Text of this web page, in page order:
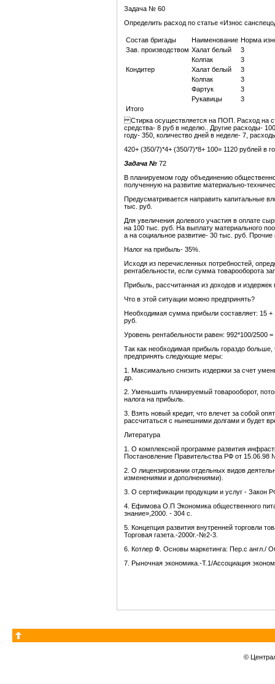
Задача № 60
Определить расход по статье «Износ
Состав бригады Наименование Норма
Зав. производством Халат белый
3
Колпак
3
Кондитер
Халат белый
3
Колпак
3
Фартук
3
Рукавицы
3
Итого
Стирка осуществляется на ПОП. Расход на
средства- 8 руб в неделю.. Другие расходы-
году- 350, количество дней в неделе- 7,
420+ (350/7)*4+ (350/7)*8+ 100= 1120 рублей в
Задача № 72
В планируемом году объединению
полученную на развитие материально-
Предусматривается направить капитальные
тыс. руб.
Для увеличения долевого участия в оплате
на 100 тыс. руб. На выплату материального
а на социальное развитие- 30 тыс. руб.
Налог на прибыль- 35%.
Исходя из перечисленных потребностей,
рентабельности, если сумма товарооборота
Прибыль, рассчитанная из доходов и
Что в этой ситуации можно предпринять?
Необходимая сумма прибыли составляет: 15 +
руб.
Уровень рентабельности равен: 992*100/2500
Так как необходимая прибыль гораздо
предпринять следующие меры:
1. Максимально снизить издержки за счет
др.
2. Уменьшить планируемый товарооборот,
налога на прибыль.
3. Взять новый кредит, что влечет за собой
рассчитаться с нынешними долгами и будет
Литература
1. О комплексной программе развития
Постановление Правительства РФ от 15.06.98
2. О лицензировании отдельных видов
изменениями и дополнениями).
3. О сертификации продукции и услуг - Закон
4. Ефимова О.П Экономика общественного
знание»,2000. - 304 с.
5. Концепция развития внутренней торговли
Торговая газета.-2000г.-№2-3.
6. Котлер Ф. Основы маркетинга: Пер.с англ./
7. Рыночная экономика.-Т.1/Ассоциация
©